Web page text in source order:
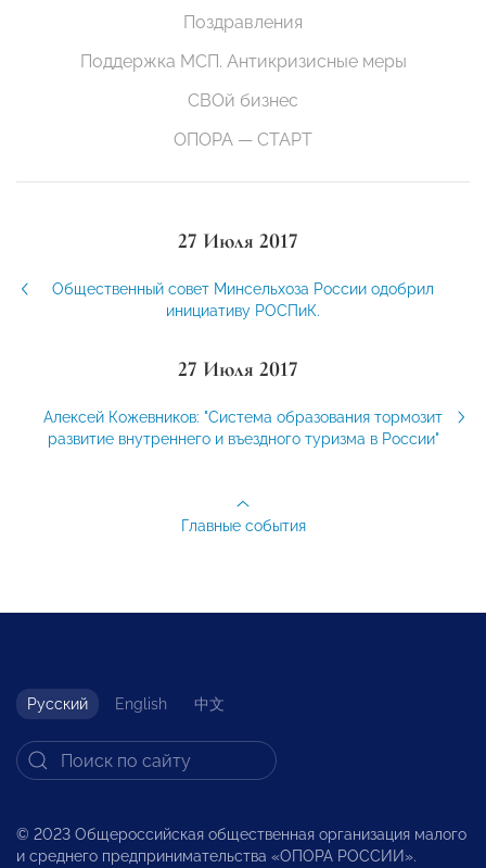
Поздравления
Поддержка МСП. Антикризисные меры
СВОй бизнес
ОПОРА — СТАРТ
27 Июля 2017
Общественный совет Минсельхоза России одобрил
инициативу РОСПиК.
27 Июля 2017
Алексей Кожевников: "Система образования тормозит
развитие внутреннего и въездного туризма в России"
Главные события
Русский English 中文
© 2023 Общероссийская общественная организация малого
и среднего предпринимательства «ОПОРА РОССИИ».